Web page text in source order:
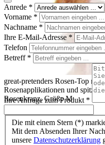
great-pretenders Rosen-Top
Rosenapplikationen und spitzer
Rosenkranz, Größe M
Anrede *
Vorname *
Nachname *
Ihre E-Mail-Adresse *
Telefon
Betreff *
Ihre Anfrage zum Produkt *
Die mit einem Stern (*)
Mit dem Absenden Ihrer
unsere Datenschutzerklärung